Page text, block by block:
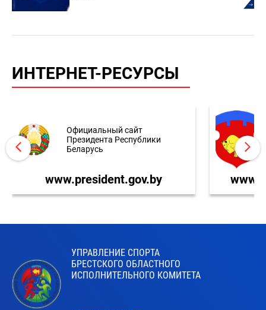
ИНТЕРНЕТ-РЕСУРСЫ
Официальный сайт
Президента Республики
Беларусь
www.president.gov.by
УПРАВЛЕНИЕ СПОРТА
БРЕСТСКОГО ОБЛАСТНОГО
ИСПОЛНИТЕЛЬНОГО КОМИТЕТА